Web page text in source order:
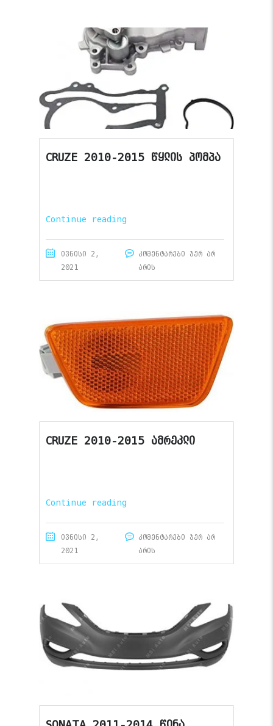
CRUZE 2010-2015 წყლის პომპა
Continue reading
ივნისი 2,
2021
კომენტარები ჯერ არ
არის
CRUZE 2010-2015 ამრეკლი
Continue reading
ივნისი 2,
2021
კომენტარები ჯერ არ
არის